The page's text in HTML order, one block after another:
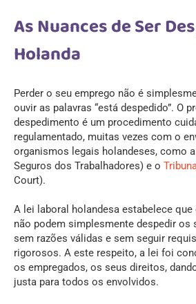
As Nuances de Ser
Holanda
Perder o seu emprego não é
ouvir as palavras “está despedido”. O
despedimento é um procedimento
regulamentado, muitas vezes com o
organismos legais holandeses, como a
Seguros dos Trabalhadores) e o
Court).
A lei laboral holandesa estabelece que
não podem simplesmente despedir os
sem razões válidas e sem seguir
rigorosos. A este respeito, a lei foi
os empregados, os seus direitos,
justa para todos os envolvidos.